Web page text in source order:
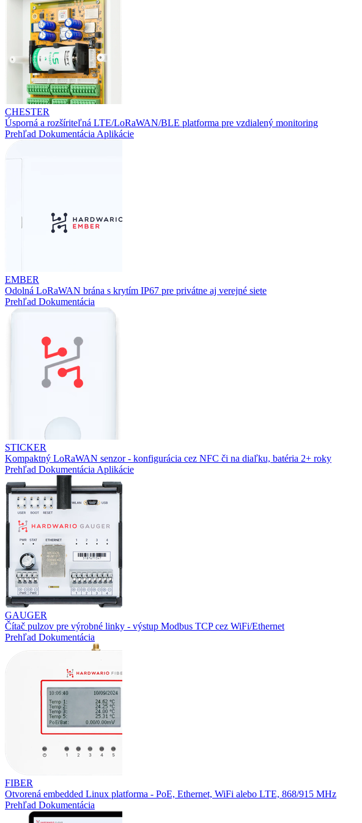
CHESTER
Úsporná a rozšíriteľná LTE/LoRaWAN/BLE platforma pre vzdialený monitoring
Prehľad Dokumentácia Aplikácie
EMBER
Odolná LoRaWAN brána s krytím IP67 pre privátne aj verejné siete
Prehľad Dokumentácia
STICKER
Kompaktný LoRaWAN senzor - konfigurácia cez NFC či na diaľku, batéria 2+ roky
Prehľad Dokumentácia Aplikácie
GAUGER
Čítač pulzov pre výrobné linky - výstup Modbus TCP cez WiFi/Ethernet
Prehľad Dokumentácia
FIBER
Otvorená embedded Linux platforma - PoE, Ethernet, WiFi alebo LTE, 868/915 MHz
Prehľad Dokumentácia